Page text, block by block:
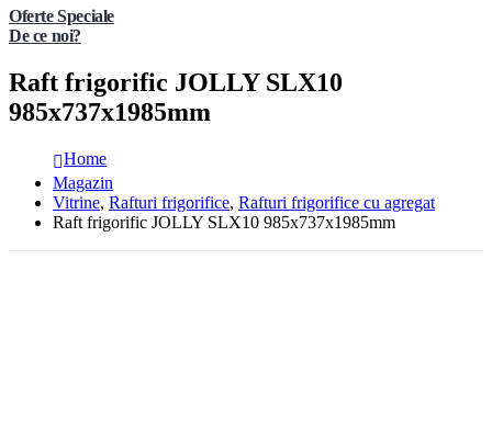
Oferte Speciale
De ce noi?
Raft frigorific JOLLY SLX10
985x737x1985mm
Home
Magazin
Vitrine, Rafturi frigorifice, Rafturi frigorifice cu agregat
Raft frigorific JOLLY SLX10 985x737x1985mm